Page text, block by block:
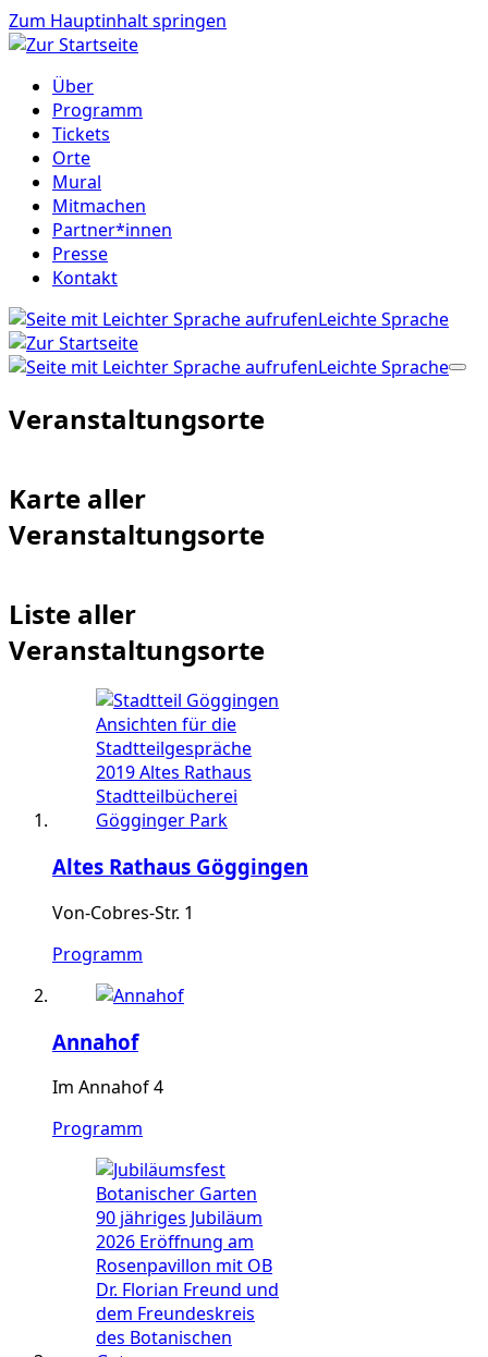
Zum Hauptinhalt springen
Über
Programm
Tickets
Orte
Mural
Mitmachen
Partner*innen
Presse
Kontakt
Leichte Sprache
Leichte Sprache
Veranstaltungsorte
Karte aller
Veranstaltungsorte
Liste aller
Veranstaltungsorte
Altes Rathaus Göggingen
Von-Cobres-Str. 1
Programm
Annahof
Im Annahof 4
Programm